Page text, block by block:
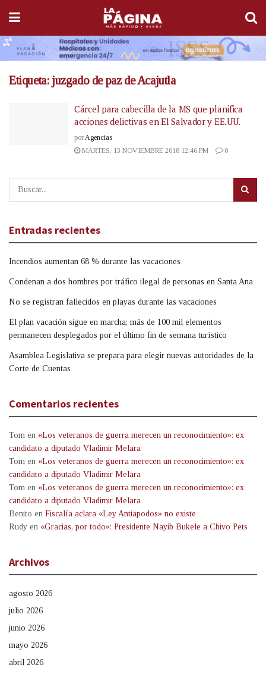
Etiqueta: juzgado de paz de Acajutla
Cárcel para cabecilla de la MS que planifica
acciones delictivas en El Salvador y EE.UU.
por Agencias
MARTES, 13 NOVIEMBRE 2018 12:46 PM
0
Entradas recientes
Incendios aumentan 68 % durante las vacaciones
Condenan a dos hombres por tráfico ilegal de personas en Santa Ana
No se registran fallecidos en playas durante las vacaciones
El plan vacación sigue en marcha; más de 100 mil elementos
permanecen desplegados por el último fin de semana turístico
Asamblea Legislativa se prepara para elegir nuevas autoridades de la
Corte de Cuentas
Comentarios recientes
Tom en «Los veteranos de guerra merecen un reconocimiento»: ex
candidato a diputado Vladimir Melara
Tom en «Los veteranos de guerra merecen un reconocimiento»: ex
candidato a diputado Vladimir Melara
Tom en «Los veteranos de guerra merecen un reconocimiento»: ex
candidato a diputado Vladimir Melara
Benito en Fiscalía aclara «Ley Antiapodos» no existe
Rudy en «Gracias, por todo»: Presidente Nayib Bukele a Chivo Pets
Archivos
agosto 2026
julio 2026
junio 2026
mayo 2026
abril 2026